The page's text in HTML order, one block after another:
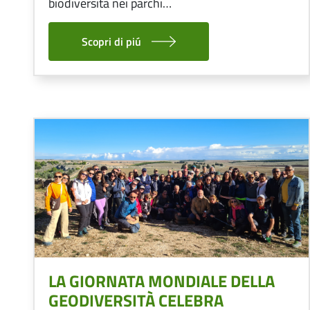
Scopri di piú
Image
LA GIORNATA MONDIALE DELLA
GEODIVERSITÀ CELEBRA